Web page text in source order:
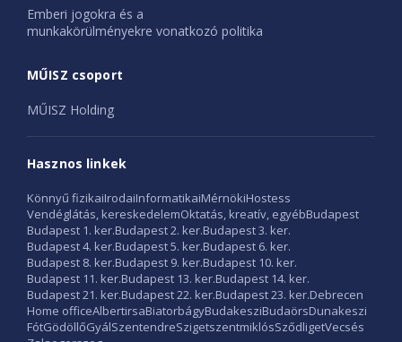
Emberi jogokra és a
munkakörülményekre vonatkozó politika
MŰISZ csoport
MŰISZ Holding
Hasznos linkek
Könnyű fizikaiIrodaiInformatikaiMérnökiHostess
Vendéglátás, kereskedelemOktatás, kreatív, egyébBudapest
Budapest 1. ker.Budapest 2. ker.Budapest 3. ker.
Budapest 4. ker.Budapest 5. ker.Budapest 6. ker.
Budapest 8. ker.Budapest 9. ker.Budapest 10. ker.
Budapest 11. ker.Budapest 13. ker.Budapest 14. ker.
Budapest 21. ker.Budapest 22. ker.Budapest 23. ker.Debrecen
Home officeAlbertirsaBiatorbágyBudakesziBudaörsDunakeszi
FótGödöllőGyálSzentendreSzigetszentmiklósSződligetVecsés